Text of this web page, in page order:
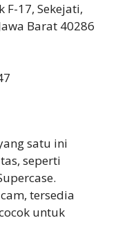
17, Sekejati,
Barat 40286
satu ini
seperti
tersedia
untuk